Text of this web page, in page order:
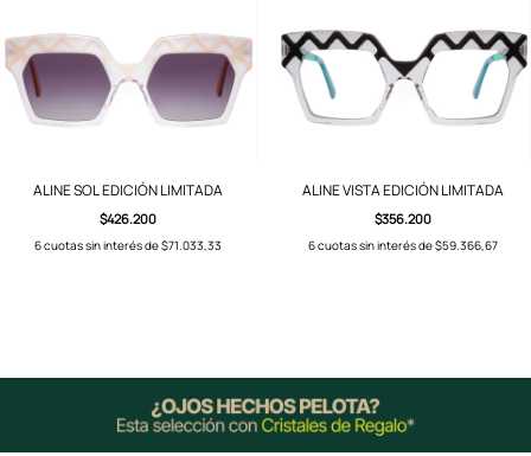
ALINE SOL EDICIÓN LIMITADA
$426.200
6cuotas sin interés de$71.033,33
ALINE VISTA EDICIÓN LIMITADA
$356.200
6cuotas sin interés de$59.366,67